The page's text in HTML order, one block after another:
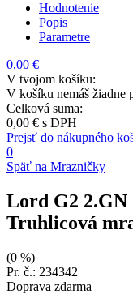
Hodnotenie
Popis
Parametre
0,00 €
V tvojom košíku:
V košíku nemáš žiadne
Celková suma:
0,00 € s DPH
Prejsť do nákupného
0
Späť na Mrazničky
Lord G2
Truhlicová
(0 %)
Pr. č.: 234342
Doprava zdarma